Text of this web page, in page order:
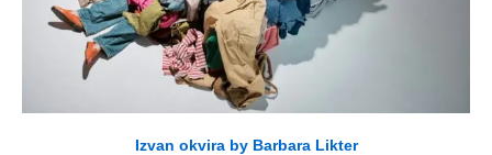
Izvan okvira by Barbara Likter